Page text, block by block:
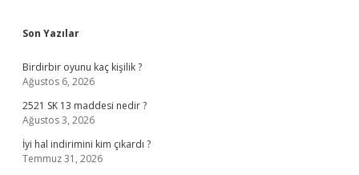
Sidebar
Son Yazılar
Birdirbir oyunu kaç kişilik ?
Ağustos 6, 2026
2521 SK 13 maddesi nedir ?
Ağustos 3, 2026
İyi hal indirimini kim çıkardı ?
Temmuz 31, 2026